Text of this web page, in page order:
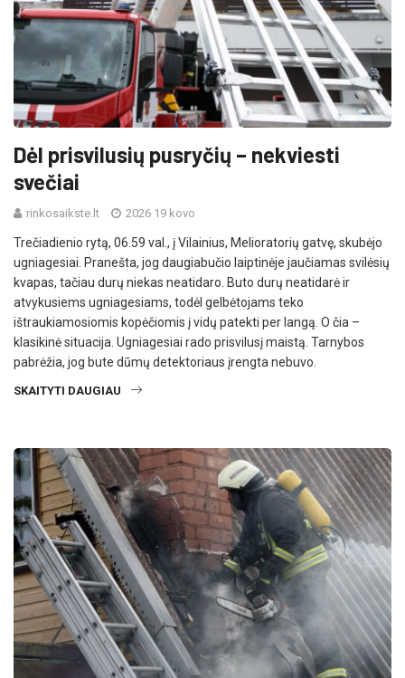
Dėl prisvilusių pusryčių – nekviesti
svečiai
rinkosaikste.lt 2026 19 kovo
Trečiadienio rytą, 06.59 val., į Vilainius, Melioratorių gatvę, skubėjo
ugniagesiai. Pranešta, jog daugiabučio laiptinėje jaučiamas svilėsių
kvapas, tačiau durų niekas neatidaro. Buto durų neatidarė ir
atvykusiems ugniagesiams, todėl gelbėtojams teko
ištraukiamosiomis kopėčiomis į vidų patekti per langą. O čia –
klasikinė situacija. Ugniagesiai rado prisvilusį maistą. Tarnybos
pabrėžia, jog bute dūmų detektoriaus įrengta nebuvo.
SKAITYTI DAUGIAU